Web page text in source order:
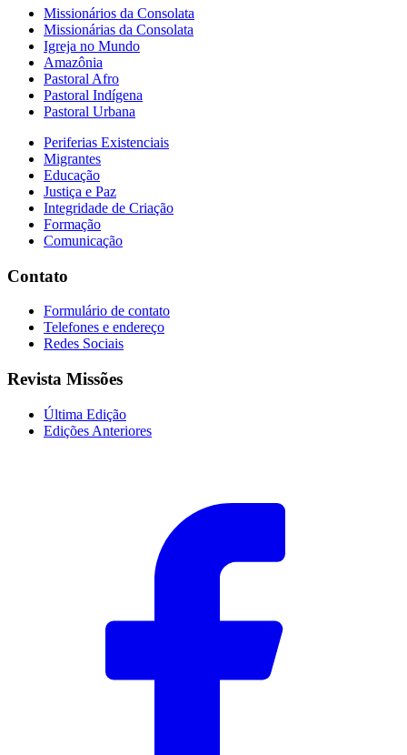
Missionários da Consolata
Missionárias da Consolata
Igreja no Mundo
Amazônia
Pastoral Afro
Pastoral Indígena
Pastoral Urbana
Periferias Existenciais
Migrantes
Educação
Justiça e Paz
Integridade de Criação
Formação
Comunicação
Contato
Formulário de contato
Telefones e endereço
Redes Sociais
Revista Missões
Última Edição
Edições Anteriores